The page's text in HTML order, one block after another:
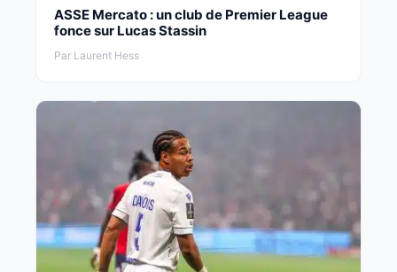
ASSE Mercato : un club de Premier League
fonce sur Lucas Stassin
Par Laurent Hess